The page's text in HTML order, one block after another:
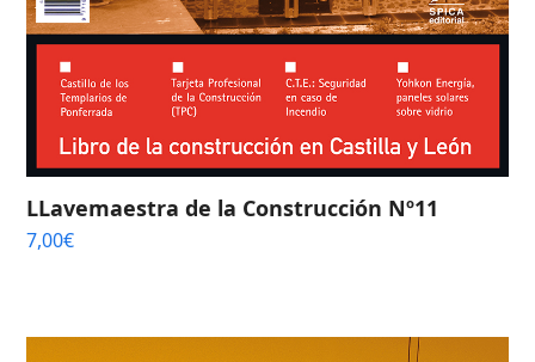
LLavemaestra de la Construcción Nº11
7,00€